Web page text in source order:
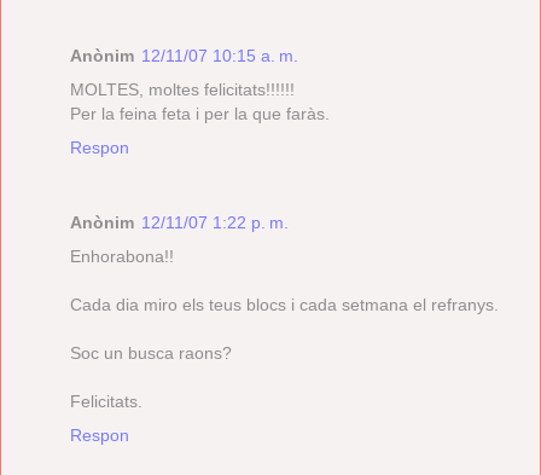
Anònim 12/11/07 10:15 a. m.
MOLTES, moltes felicitats!!!!!!
Per la feina feta i per la que faràs.
Respon
Anònim 12/11/07 1:22 p. m.
Enhorabona!!
Cada dia miro els teus blocs i cada setmana el refranys.
Soc un busca raons?
Felicitats.
Respon